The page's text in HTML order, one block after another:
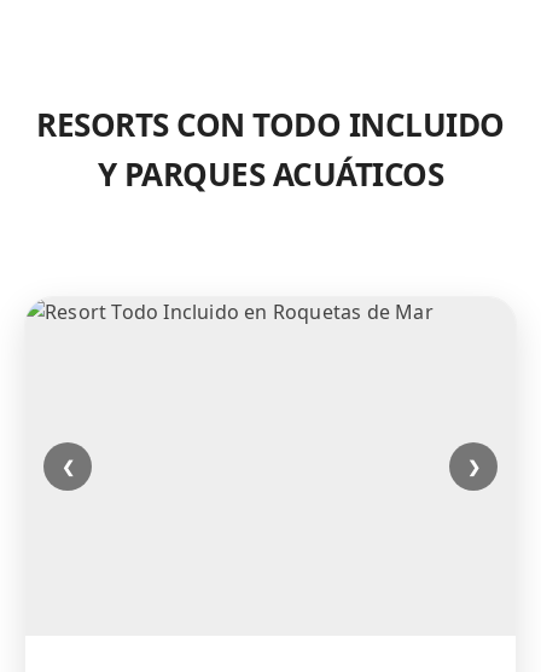
RESORTS CON TODO INCLUIDO
Y PARQUES ACUÁTICOS
❮ ❯